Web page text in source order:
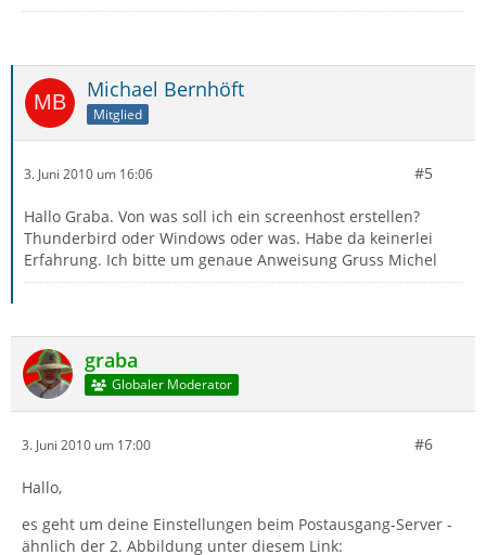
Michael Bernhöft
Mitglied
3. Juni 2010 um 16:06 #5
Hallo Graba. Von was soll ich ein screenhost erstellen?
Thunderbird oder Windows oder was. Habe da keinerlei
Erfahrung. Ich bitte um genaue Anweisung Gruss Michel
graba
Globaler Moderator
3. Juni 2010 um 17:00 #6
Hallo,
es geht um deine Einstellungen beim Postausgang-Server -
ähnlich der 2. Abbildung unter diesem Link: